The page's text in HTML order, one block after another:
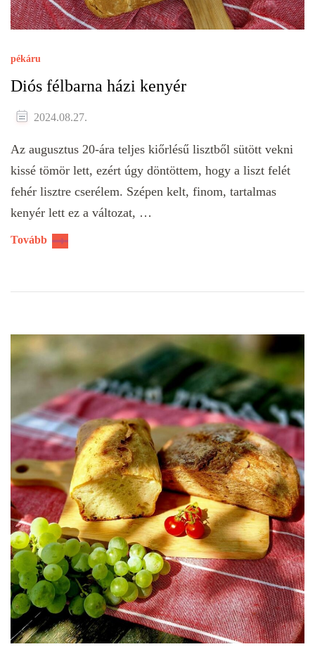
pékáru
Diós félbarna házi kenyér
2024.08.27.
Az augusztus 20-ára teljes kiőrlésű lisztből sütött vekni
kissé tömör lett, ezért úgy döntöttem, hogy a liszt felét
fehér lisztre cserélem. Szépen kelt, finom, tartalmas
kenyér lett ez a változat, …
Tovább